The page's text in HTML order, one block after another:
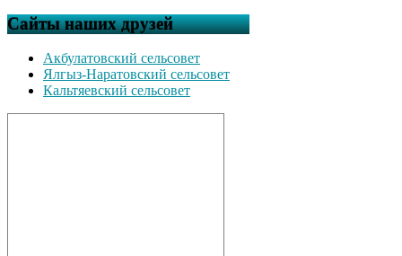
Сайты наших друзей
Акбулатовский сельсовет
Ялгыз-Наратовский сельсовет
Кальтяевский сельсовет